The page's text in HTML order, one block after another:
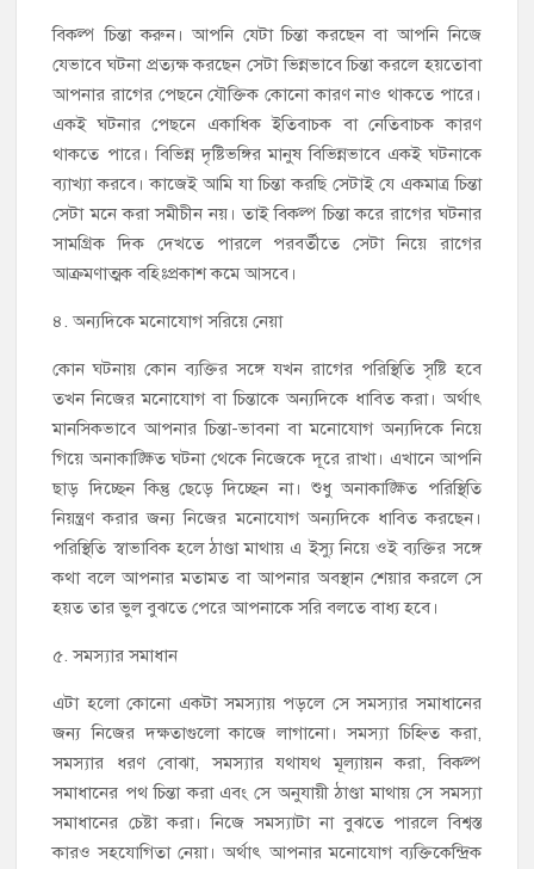
বিকল্প চিন্তা করুন। আপনি যেটা চিন্তা করছেন বা আপনি নিজে
যেভাবে ঘটনা প্রত্যক্ষ করছেন সেটা ভিন্নভাবে চিন্তা করলে হয়তোবা
আপনার রাগের পেছনে যৌক্তিক কোনো কারণ নাও থাকতে পারে।
একই ঘটনার পেছনে একাধিক ইতিবাচক বা নেতিবাচক কারণ
থাকতে পারে। বিভিন্ন দৃষ্টিভঙ্গির মানুষ বিভিন্নভাবে একই ঘটনাকে
ব্যাখ্যা করবে। কাজেই আমি যা চিন্তা করছি সেটাই যে একমাত্র চিন্তা
সেটা মনে করা সমীচীন নয়। তাই বিকল্প চিন্তা করে রাগের ঘটনার
সামগ্রিক দিক দেখতে পারলে পরবর্তীতে সেটা নিয়ে রাগের
আক্রমণাত্মক বহিঃপ্রকাশ কমে আসবে।
৪. অন্যদিকে মনোযোগ সরিয়ে নেয়া
কোন ঘটনায় কোন ব্যক্তির সঙ্গে যখন রাগের পরিস্থিতি সৃষ্টি হবে
তখন নিজের মনোযোগ বা চিন্তাকে অন্যদিকে ধাবিত করা। অর্থাৎ
মানসিকভাবে আপনার চিন্তা-ভাবনা বা মনোযোগ অন্যদিকে নিয়ে
গিয়ে অনাকাঙ্ক্ষিত ঘটনা থেকে নিজেকে দূরে রাখা। এখানে আপনি
ছাড় দিচ্ছেন কিন্তু ছেড়ে দিচ্ছেন না। শুধু অনাকাঙ্ক্ষিত পরিস্থিতি
নিয়ন্ত্রণ করার জন্য নিজের মনোযোগ অন্যদিকে ধাবিত করছেন।
পরিস্থিতি স্বাভাবিক হলে ঠাণ্ডা মাথায় এ ইস্যু নিয়ে ওই ব্যক্তির সঙ্গে
কথা বলে আপনার মতামত বা আপনার অবস্থান শেয়ার করলে সে
হয়ত তার ভুল বুঝতে পেরে আপনাকে সরি বলতে বাধ্য হবে।
৫. সমস্যার সমাধান
এটা হলো কোনো একটা সমস্যায় পড়লে সে সমস্যার সমাধানের
জন্য নিজের দক্ষতাগুলো কাজে লাগানো। সমস্যা চিহ্নিত করা,
সমস্যার ধরণ বোঝা, সমস্যার যথাযথ মূল্যায়ন করা, বিকল্প
সমাধানের পথ চিন্তা করা এবং সে অনুযায়ী ঠাণ্ডা মাথায় সে সমস্যা
সমাধানের চেষ্টা করা। নিজে সমস্যাটা না বুঝতে পারলে বিশ্বস্ত
কারও সহযোগিতা নেয়া। অর্থাৎ আপনার মনোযোগ ব্যক্তিকেন্দ্রিক